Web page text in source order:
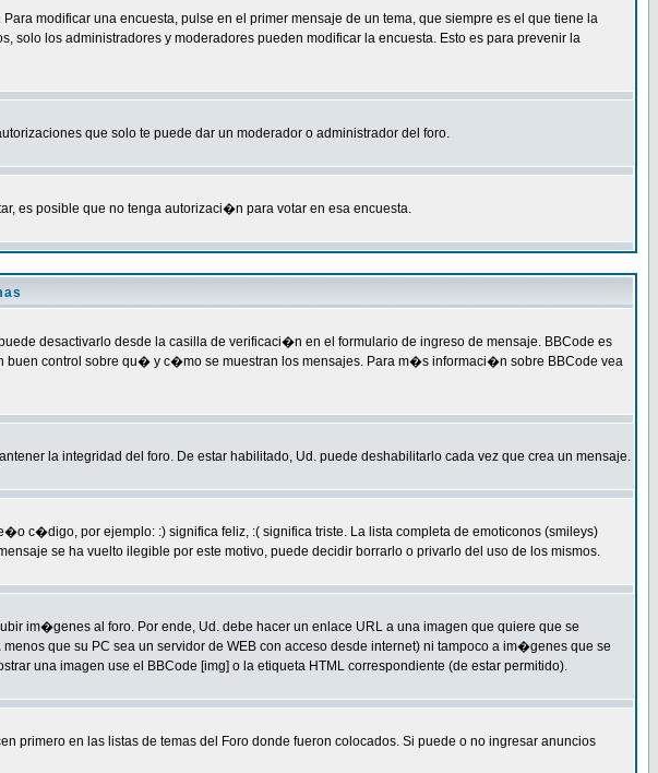
modificar una encuesta, pulse en el primer mensaje de un tema, que siempre es el que tiene la
solo los administradores y moderadores pueden modificar la encuesta. Esto es para prevenir la
que solo te puede dar un moderador o administrador del foro.
es posible que no tenga autorizaci�n para votar en esa encuesta.
desactivarlo desde la casilla de verificaci�n en el formulario de ingreso de mensaje. BBCode es
buen control sobre qu� y c�mo se muestran los mensajes. Para m�s informaci�n sobre BBCode vea
la integridad del foro. De estar habilitado, Ud. puede deshabilitarlo cada vez que crea un mensaje.
c�digo, por ejemplo: :) significa feliz, :( significa triste. La lista completa de emoticonos (smileys)
se ha vuelto ilegible por este motivo, puede decidir borrarlo o privarlo del uso de los mismos.
im�genes al foro. Por ende, Ud. debe hacer un enlace URL a una imagen que quiere que se
que su PC sea un servidor de WEB con acceso desde internet) ni tampoco a im�genes que se
una imagen use el BBCode [img] o la etiqueta HTML correspondiente (de estar permitido).
en las listas de temas del Foro donde fueron colocados. Si puede o no ingresar anuncios